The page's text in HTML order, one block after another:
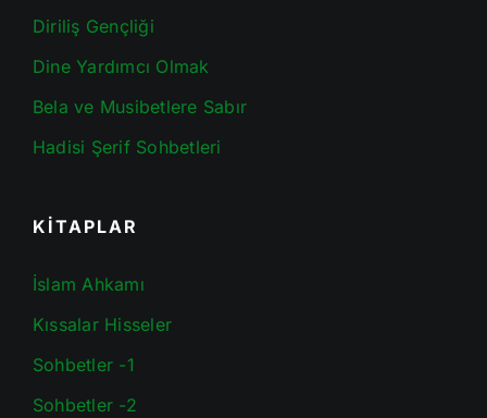
Diriliş Gençliği
Dine Yardımcı Olmak
Bela ve Musibetlere Sabır
Hadisi Şerif Sohbetleri
KİTAPLAR
İslam Ahkamı
Kıssalar Hisseler
Sohbetler -1
Sohbetler -2